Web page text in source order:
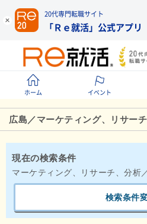
20代専門転職サイト
「Ｒｅ就活」公式アプリ
ホーム イベント
広島／マーケティング、リサー
現在の検索条件
マーケティング、リサーチ、分析
検索条件